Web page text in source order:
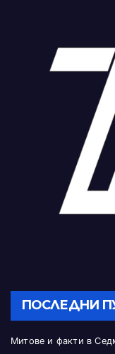
ПОСЛЕДНИ
Митове и факти в